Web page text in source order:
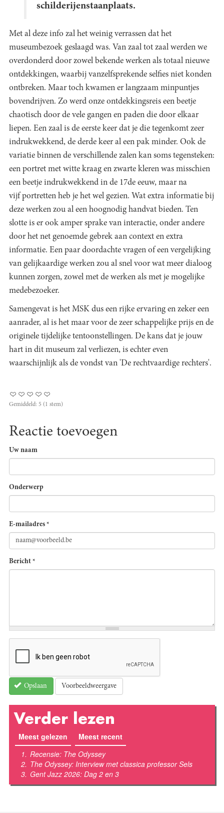
schilderijenstaanplaats.
Met al deze info zal het weinig verrassen dat het
museumbezoek geslaagd was. Van zaal tot zaal werden we
overdonderd door zowel bekende werken als totaal nieuwe
ontdekkingen, waarbij vanzelfsprekende selfies niet konden
ontbreken. Maar toch kwamen er langzaam minpuntjes
bovendrijven. Zo werd onze ontdekkingsreis een beetje
chaotisch door de vele gangen en paden die door elkaar
liepen. Een zaal is de eerste keer dat je die tegenkomt zeer
indrukwekkend, de derde keer al een pak minder. Ook de
variatie binnen de verschillende zalen kan soms tegensteken:
een portret met witte kraag en zwarte kleren was misschien
een beetje indrukwekkend in de 17de eeuw, maar na
vijf portretten heb je het wel gezien. Wat extra informatie bij
deze werken zou al een hoognodig handvat bieden. Ten
slotte is er ook amper sprake van interactie, onder andere
door het net genoemde gebrek aan context en extra
informatie. Een paar doordachte vragen of een vergelijking
van gelijkaardige werken zou al snel voor wat meer dialoog
kunnen zorgen, zowel met de werken als met je mogelijke
medebezoeker.
Samengevat is het MSK dus een rijke ervaring en zeker een
aanrader, al is het maar voor de zeer schappelijke prijs en de
originele tijdelijke tentoonstellingen. De kans dat je jouw
hart in dit museum zal verliezen, is echter even
waarschijnlijk als de vondst van 'De rechtvaardige rechters'.
Gemiddeld: 5 (1 stem)
Reactie toevoegen
Uw naam
Onderwerp
E-mailadres *
Bericht *
Opslaan Voorbeeldweergave
Verder lezen
Meest gelezen (actieve tabblad)
Meest recent
Recensie: The Odyssey
The Odyssey: Interview met classica professor Sels
Gent Jazz 2026: Dag 2 en 3